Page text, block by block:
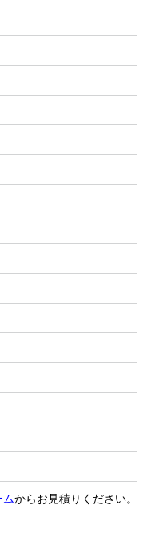
ムからお見積りください。